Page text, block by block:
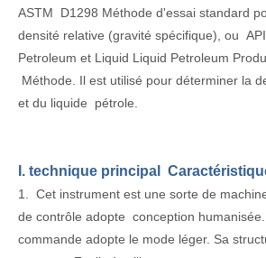
ASTM D1298 Méthode d'essai standard
densité relative (gravité spécifique), ou
Petroleum et Liquid Liquid Petroleum
Méthode. Il est utilisé pour déterminer la
et du liquide pétrole.
I. technique principal
1. Cet instrument est une sorte de
de contrôle adopte conception
commande adopte le mode léger. Sa